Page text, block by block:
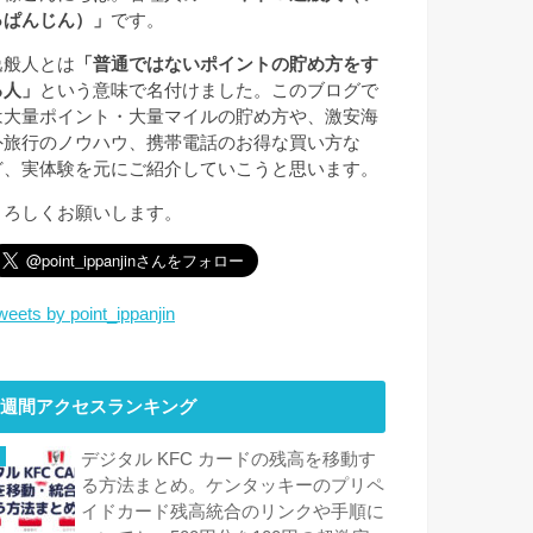
んじん）」 です。
般人とは 「普通ではないポイントの貯め方をす
」
という意味で名付けました。このブログで
大量ポイント・大量マイルの貯め方や、激安海
旅行のノウハウ、携帯電話のお得な買い方な
、実体験を元にご紹介していこうと思います。
しくお願いします。
by point_ippanjin
週間アクセスランキング
デジタル KFC カードの残高を移動す
る方法まとめ。ケンタッキーのプリペ
イドカード残高統合のリンクや手順に